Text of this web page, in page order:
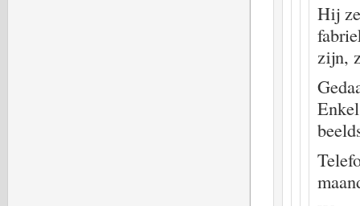
Hij
zijn,